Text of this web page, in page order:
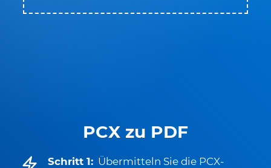
PCX zu PDF
Schritt 1: Übermitteln Sie die PCX-